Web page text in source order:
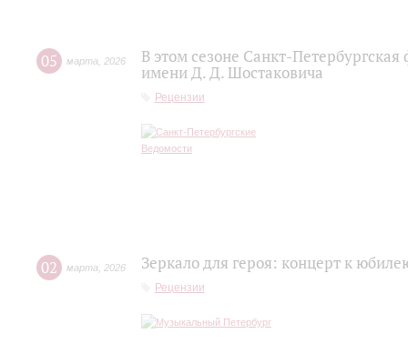
05 марта 2026
В этом сезоне Санкт-
имени Д. Д. Шостаковича
Рецензии
02 марта 2026 Зеркало для героя: концерт к
Рецензии